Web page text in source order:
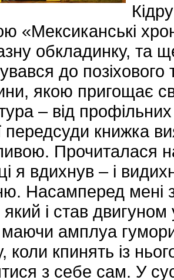
«Мексиканські
обкладинку, та
до
якою пригощає
– від
передсуди книжка
Прочиталася
я вдихнув – і
Насамперед мені
і став
маючи амплуа
коли кпинять із
з себе сам. У